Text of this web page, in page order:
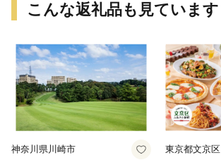
こんな返礼品も見ています
神奈川県川崎市 東京都文京区